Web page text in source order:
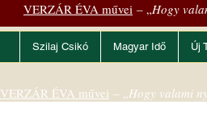
VERZÁR ÉVA művei – „Hogy
Szilaj Csikó Magyar Idő Új
VERZÁR ÉVA művei – „Hogy valami